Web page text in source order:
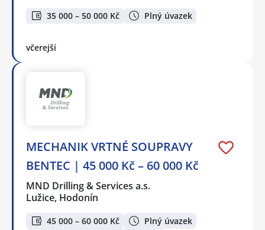
35 000 – 50 000 Kč Plný úvazek
včerejší
MECHANIK VRTNÉ SOUPRAVY
BENTEC | 45 000 Kč – 60 000 Kč
MND Drilling & Services a.s.
Lužice, Hodonín
45 000 – 60 000 Kč
Plný úvazek